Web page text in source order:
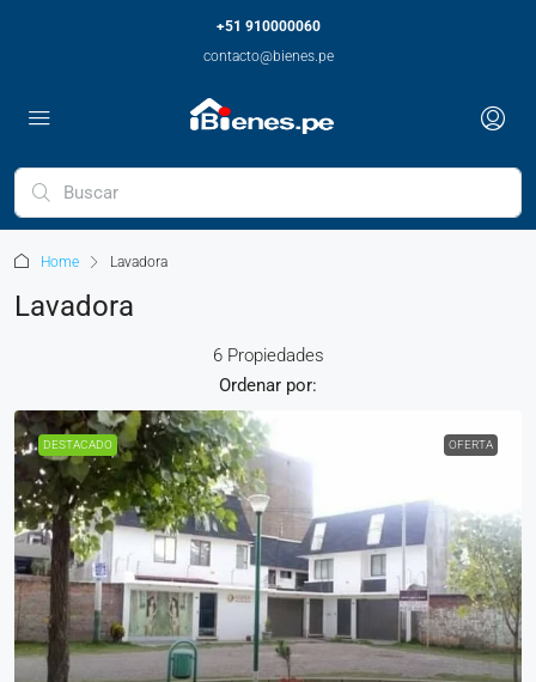
+51 910000060
contacto@bienes.pe
Home Lavadora
Lavadora
6 Propiedades
Ordenar por:
DESTACADO OFERTA